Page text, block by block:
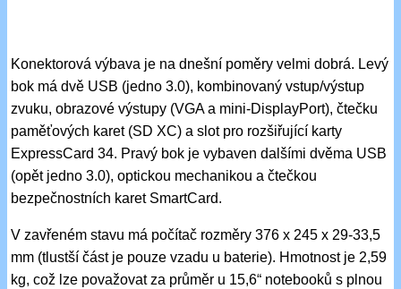
Konektorová výbava je na dnešní poměry velmi dobrá. Levý
bok má dvě USB (jedno 3.0), kombinovaný vstup/výstup
zvuku, obrazové výstupy (VGA a mini-DisplayPort), čtečku
paměťových karet (SD XC) a slot pro rozšiřující karty
ExpressCard 34. Pravý bok je vybaven dalšími dvěma USB
(opět jedno 3.0), optickou mechanikou a čtečkou
bezpečnostních karet SmartCard.
V zavřeném stavu má počítač rozměry 376 x 245 x 29-33,5
mm (tlustší část je pouze vzadu u baterie). Hmotnost je 2,59
kg, což lze považovat za průměr u 15,6“ notebooků s plnou